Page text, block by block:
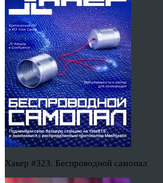
Хакер #323. Беспроводной самопал